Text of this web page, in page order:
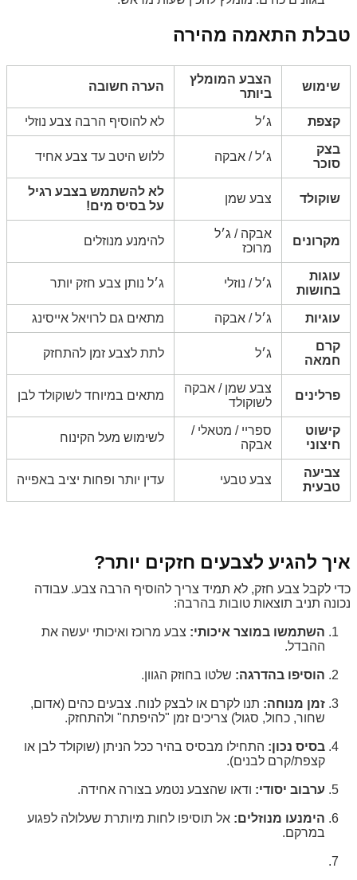
טבלת התאמה מהירה
שימוש
הצבע המומלץ
ביותר
הערה חשובה
קצפת ג׳ל לא להוסיף הרבה צבע נוזלי
בצק
סוכר
ג׳ל / אבקה ללוש היטב עד צבע אחיד
שוקולד צבע שמן
לא להשתמש בצבע רגיל
על בסיס מים!
מקרונים
אבקה / ג׳ל
מרוכז
להימנע מנוזלים
עוגות
בחושות
ג׳ל / נוזלי ג׳ל נותן צבע חזק יותר
עוגיות ג׳ל / אבקה מתאים גם לרויאל אייסינג
קרם
חמאה
ג׳ל לתת לצבע זמן להתחזק
פרלינים
צבע שמן / אבקה
לשוקולד
מתאים במיוחד לשוקולד לבן
קישוט
חיצוני
ספריי / מטאלי /
אבקה
לשימוש מעל הקינוח
צביעה
טבעית
צבע טבעי עדין יותר ופחות יציב באפייה
איך להגיע לצבעים חזקים יותר?
כדי לקבל צבע חזק, לא תמיד צריך להוסיף הרבה צבע. עבודה
נכונה תניב תוצאות טובות בהרבה:
השתמשו במוצר איכותי: צבע מרוכז ואיכותי יעשה את
ההבדל.
הוסיפו בהדרגה: שלטו בחוזק הגוון.
זמן מנוחה: תנו לקרם או לבצק לנוח. צבעים כהים (אדום,
שחור, כחול, סגול) צריכים זמן "להיפתח" ולהתחזק.
בסיס נכון: התחילו מבסיס בהיר ככל הניתן (שוקולד לבן או
קצפת/קרם לבנים).
ערבוב יסודי: ודאו שהצבע נטמע בצורה אחידה.
הימנעו מנוזלים: אל תוסיפו לחות מיותרת שעלולה לפגוע
במרקם.